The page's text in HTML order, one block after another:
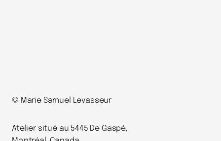
© Marie Samuel Levasseur
Atelier situé au 5445 De Gaspé,